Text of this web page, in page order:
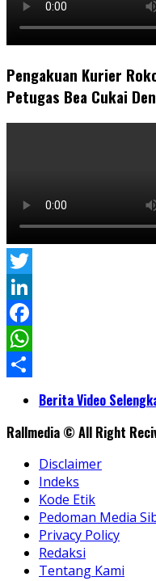
Pengakuan Kurier
Petugas Bea Cukai
Twitter
LinkedIn
Facebook
WhatsApp
ShareBerita Video
Rallmedia © All Right
Disclaimer
Indeks
Kode Etik
Pedoman Media
Privacy Policy
Redaksi
Tentang Kami